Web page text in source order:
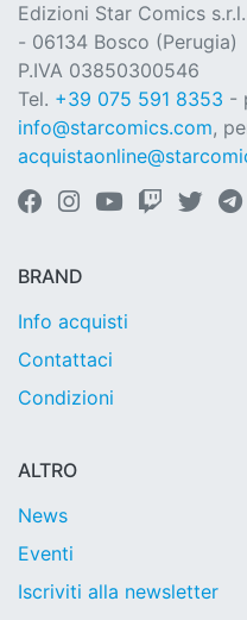
Edizioni Star Comics
- 06134 Bosco (Perugia)
P.IVA 03850300546
Tel. +39 075 591 8353 -
info@starcomics.com,
BRAND
Info acquisti
Contattaci
Condizioni
ALTRO
News
Eventi
Iscriviti alla newsletter